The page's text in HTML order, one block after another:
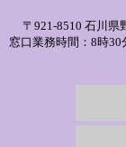
〒921-8510 石川県
窓口業務時間：8時30